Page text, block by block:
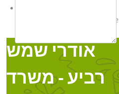
Online
אודרי שמש
רביע - משרד